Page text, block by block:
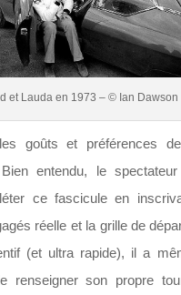
et Lauda en 1973 – © Ian Dawson
goûts et préférences
entendu, le
ce fascicule en
réelle et la grille de
(et ultra rapide), il a
renseigner son propre